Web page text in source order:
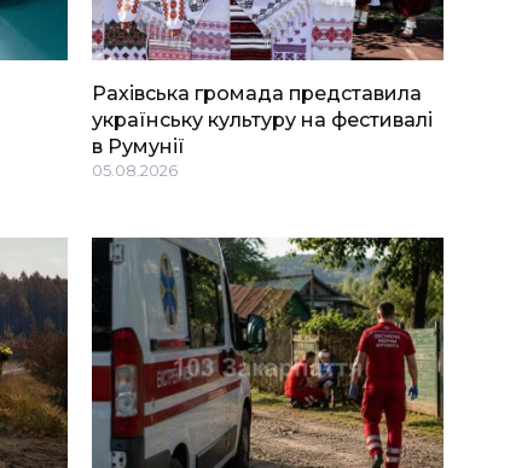
Рахівська громада представила
українську культуру на фестивалі
в Румунії
05.08.2026